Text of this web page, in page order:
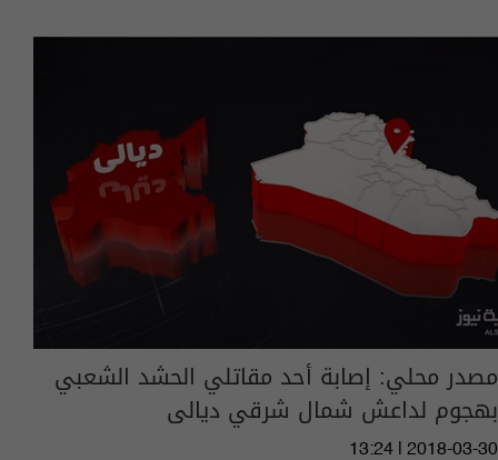
مصدر محلي: إصابة أحد مقاتلي الحشد الشعبي
بهجوم لداعش شمال شرقي ديالى
13:24 | 2018-03-30